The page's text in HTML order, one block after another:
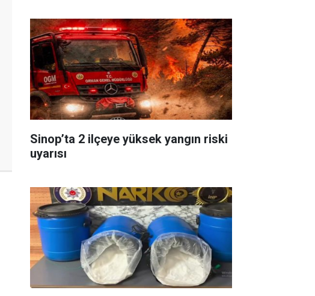
Sinop’ta 2 ilçeye yüksek yangın riski
uyarısı